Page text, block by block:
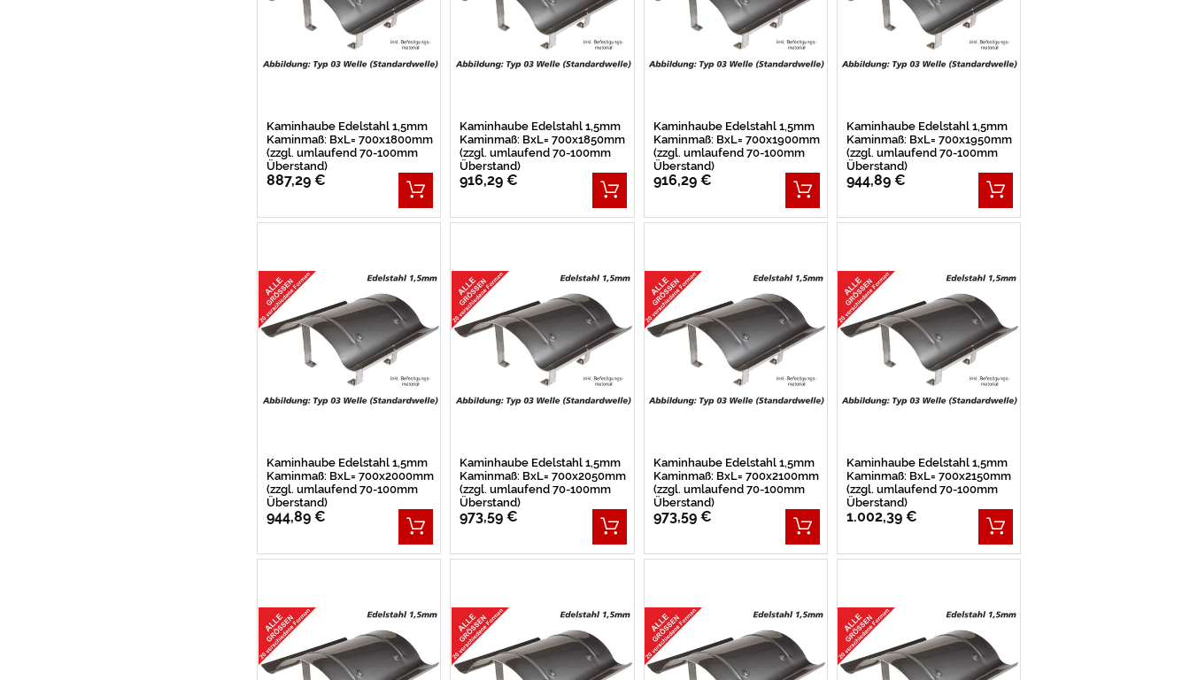
Kaminhaube Edelstahl 1,5mm
Kaminmaß: BxL= 700x1800mm
(zzgl. umlaufend 70-100mm
Überstand)
887,29 €
Kaminhaube Edelstahl 1,5mm
Kaminmaß: BxL= 700x1850mm
(zzgl. umlaufend 70-100mm
Überstand)
916,29 €
Kaminhaube Edelstahl 1,5mm
Kaminmaß: BxL= 700x1900mm
(zzgl. umlaufend 70-100mm
Überstand)
916,29 €
Kaminhaube Edelstahl 1,5mm
Kaminmaß: BxL= 700x1950mm
(zzgl. umlaufend 70-100mm
Überstand)
944,89 €
Kaminhaube Edelstahl 1,5mm
Kaminmaß: BxL= 700x2000mm
(zzgl. umlaufend 70-100mm
Überstand)
944,89 €
Kaminhaube Edelstahl 1,5mm
Kaminmaß: BxL= 700x2050mm
(zzgl. umlaufend 70-100mm
Überstand)
973,59 €
Kaminhaube Edelstahl 1,5mm
Kaminmaß: BxL= 700x2100mm
(zzgl. umlaufend 70-100mm
Überstand)
973,59 €
Kaminhaube Edelstahl 1,5mm
Kaminmaß: BxL= 700x2150mm
(zzgl. umlaufend 70-100mm
Überstand)
1.002,39 €